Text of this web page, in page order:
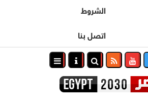
الشروط
اتصل بنا